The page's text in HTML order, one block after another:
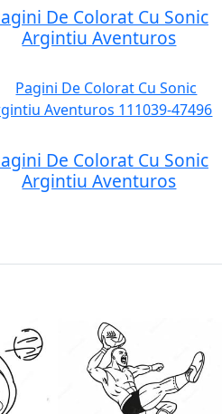
De Colorat Cu Sonic
Argintiu Aventuros
De Colorat Cu Sonic
Argintiu Aventuros